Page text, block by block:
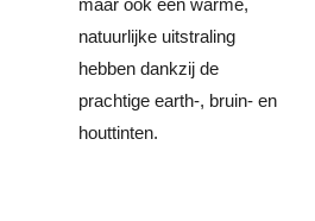
maar ook een warme,
natuurlijke uitstraling
hebben dankzij de
prachtige earth-, bruin- en
houttinten.